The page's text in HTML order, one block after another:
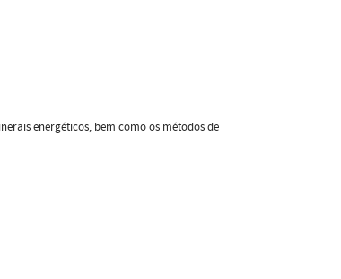
energéticos, bem como os métodos de